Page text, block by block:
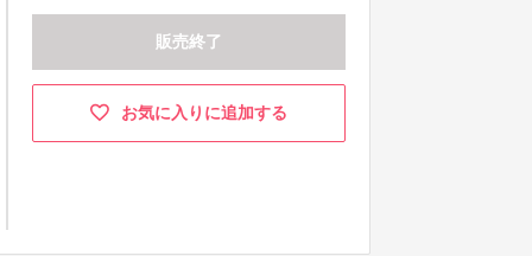
販売終了
お気に入りに追加する